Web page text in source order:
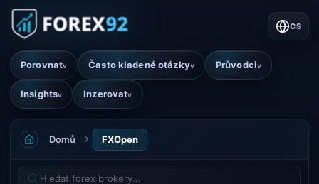
Porovnatv Často kladené otázkyv Průvodciv
Insightsv Inzerovatv
CS
Domů FXOpen